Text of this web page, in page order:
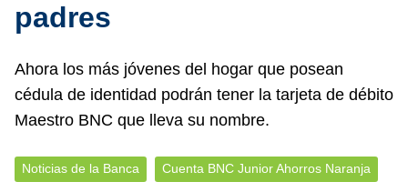
padres
Ahora los más jóvenes del hogar que posean
cédula de identidad podrán tener la tarjeta de débito
Maestro BNC que lleva su nombre.
Noticias de la Banca Cuenta BNC Junior Ahorros Naranja